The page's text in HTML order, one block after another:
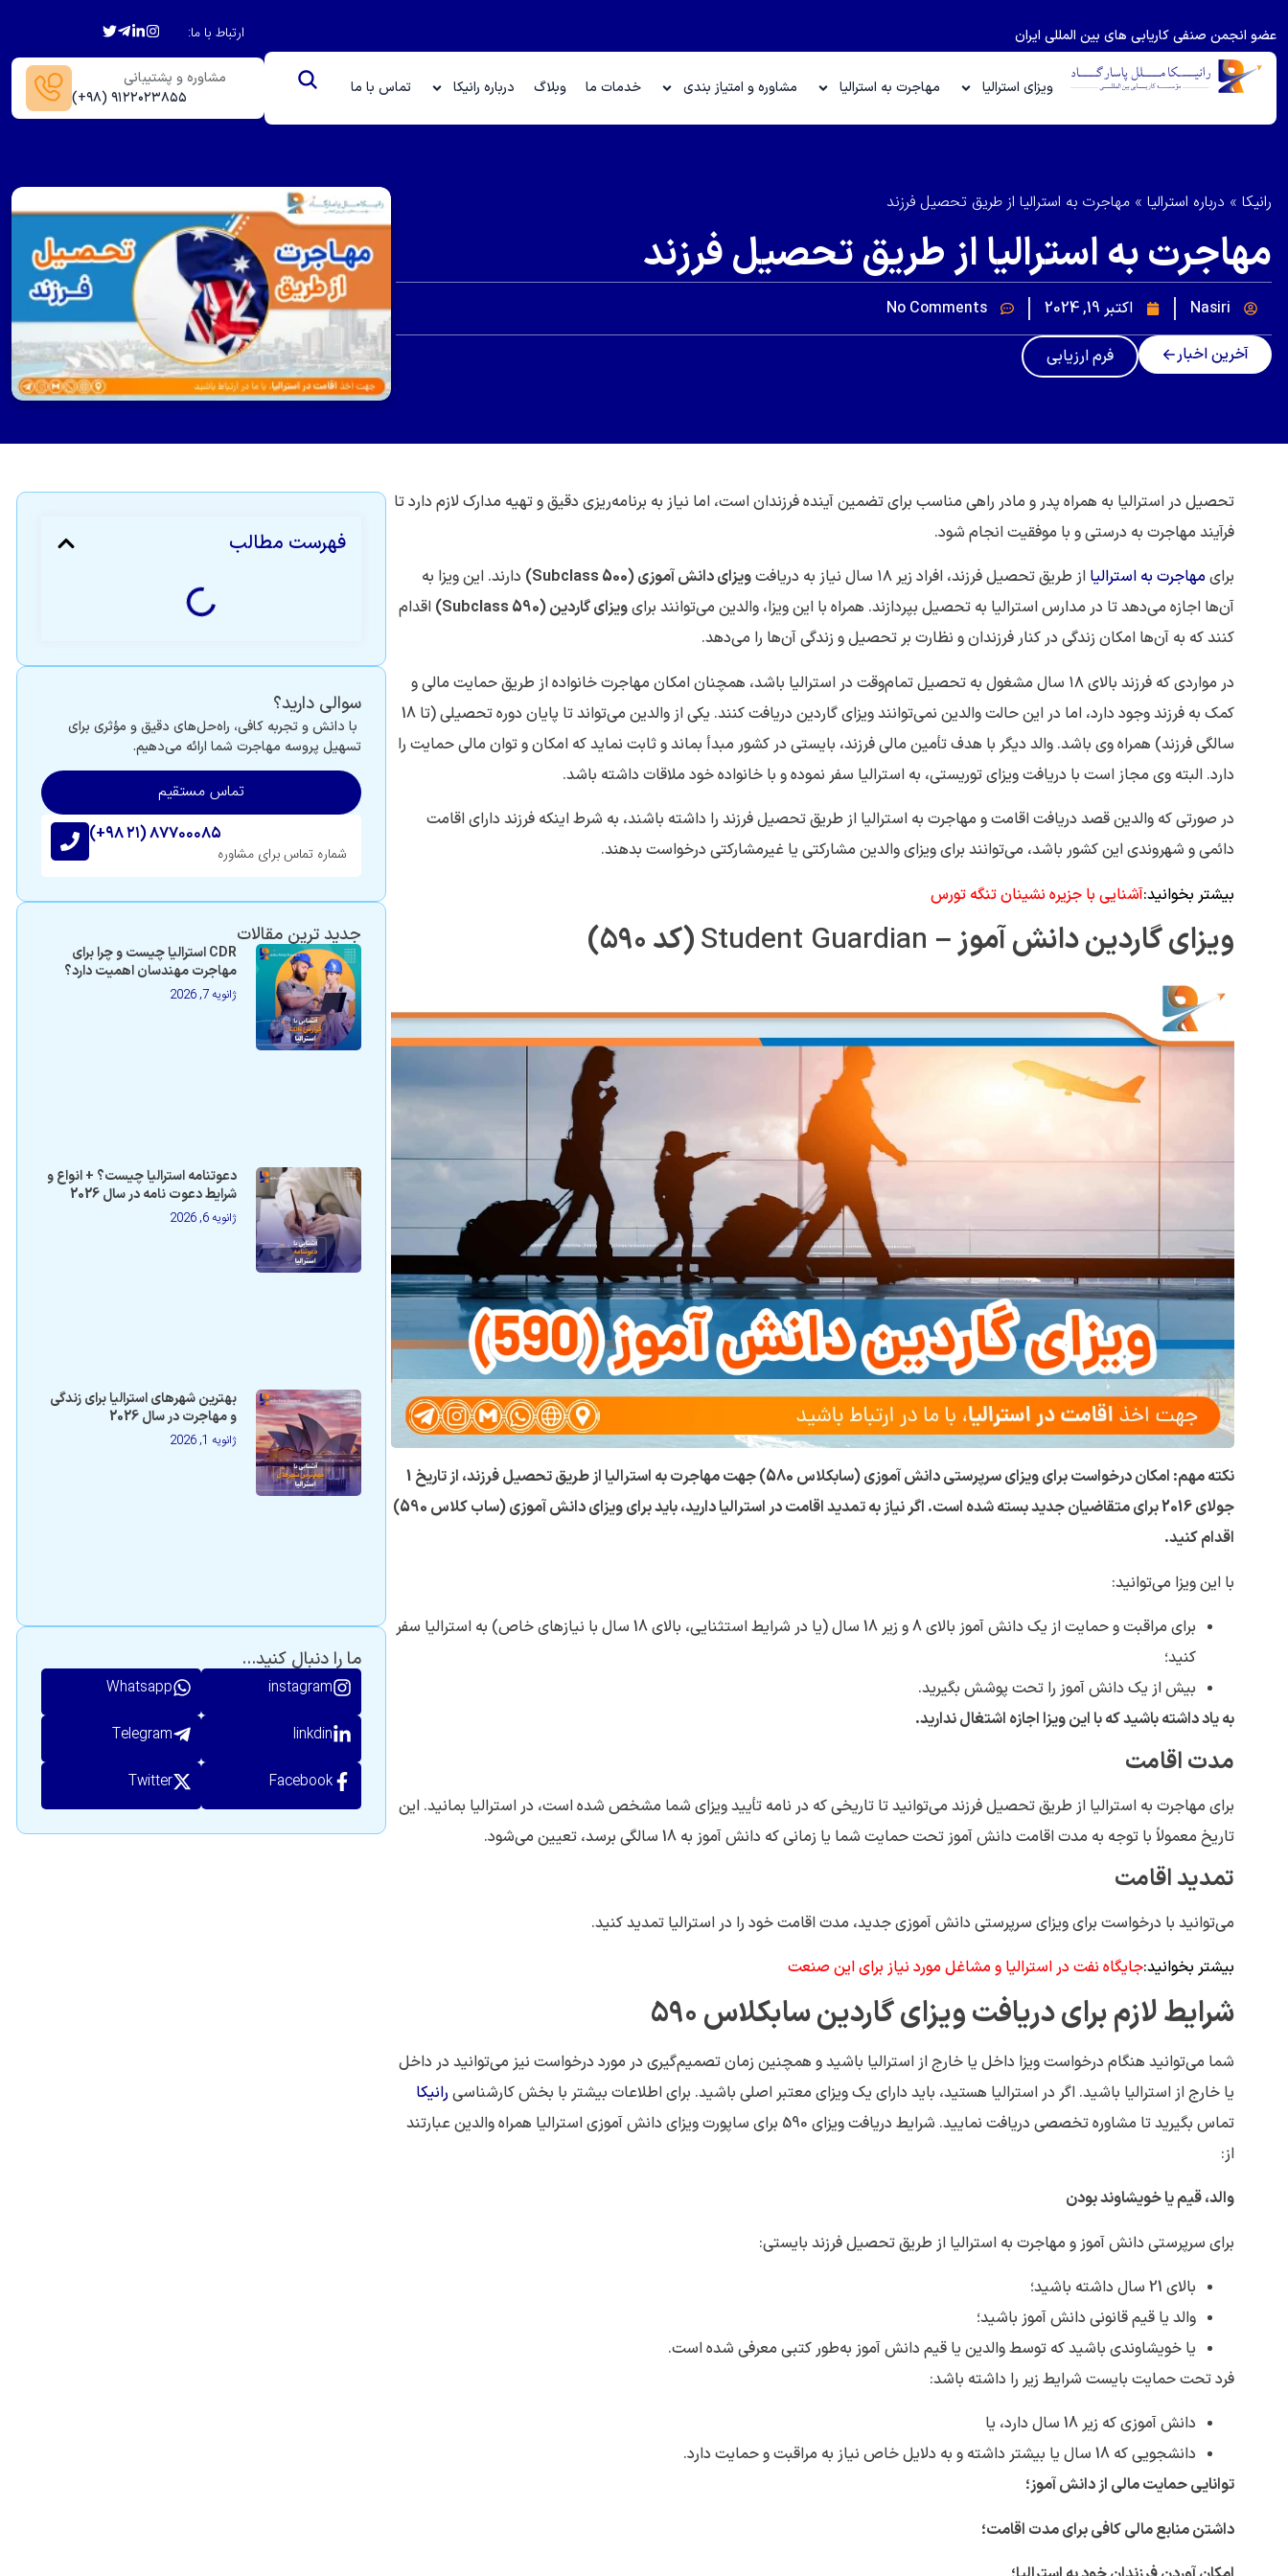
عضو انجمن صنفی کاریابی های بین المللی ایران ارتباط با ما:
ویزای استرالیا مهاجرت به استرالیا مشاوره و امتیاز بندی خدمات ما وبلاگ درباره رانیکا تماس با ما
مشاوره و پشتیبانی
(+۹۸) ۹۱۲۲۰۲۳۸۵۵
رانیکا » درباره استرالیا » مهاجرت به استرالیا از طریق تحصیل فرزند
مهاجرت به استرالیا از طریق تحصیل فرزند
Nasiri اکتبر 19, 2024
No Comments
آخرین اخبار
فرم ارزیابی
فهرست مطالب
سوالی دارید؟
با دانش و تجربه کافی، راه‌حل‌های دقیق و مؤثری برای
تسهیل پروسه مهاجرت شما ارائه می‌دهیم.
تماس مستقیم
(+۹۸ ۲۱) ۸۷۷۰۰۰۸۵
شماره تماس برای مشاوره
جدید ترین مقالات
CDR استرالیا چیست و چرا برای
مهاجرت مهندسان اهمیت دارد؟
ژانویه 7, 2026
دعوتنامه استرالیا چیست؟ + انواع و
شرایط دعوت نامه در سال 2026
ژانویه 6, 2026
بهترین شهرهای استرالیا برای زندگی
و مهاجرت در سال 2026
ژانویه 1, 2026
ما را دنبال کنید...
instagram
Whatsapp
linkdin
Telegram
Facebook
Twitter
تحصیل در استرالیا به همراه پدر و مادر راهی مناسب برای تضمین آینده فرزندان است، اما نیاز به برنامه‌ریزی دقیق و تهیه مدارک لازم دارد تا
فرآیند مهاجرت به درستی و با موفقیت انجام شود.
برای مهاجرت به استرالیا از طریق تحصیل فرزند، افراد زیر ۱۸ سال نیاز به دریافت ویزای دانش آموزی (Subclass 500
) دارند. این ویزا به
آن‌ها اجازه می‌دهد تا در مدارس استرالیا به تحصیل بپردازند. همراه با این ویزا، والدین می‌توانند برایویزای گاردین (Subclass 590
) اقدام
کنند که به آن‌ها امکان زندگی در کنار فرزندان و نظارت بر تحصیل و زندگی آن‌ها را می‌دهد.
در مواردی که فرزند بالای ۱۸ سال مشغول به تحصیل تمام‌وقت در استرالیا باشد، همچنان امکان مهاجرت خانواده از طریق حمایت مالی و
کمک به فرزند وجود دارد، اما در این حالت والدین نمی‌توانند ویزای گاردین دریافت کنند. یکی از والدین می‌تواند تا پایان دوره تحصیلی (تا 18
سالگی فرزند) همراه وی باشد. والد دیگر با هدف تأمین مالی فرزند، بایستی در کشور مبدأ بماند و ثابت نماید که امکان و توان مالی حمایت را
دارد. البته وی مجاز است با دریافت ویزای توریستی، به استرالیا سفر نموده و با خانواده خود ملاقات داشته باشد.
در صورتی که والدین قصد دریافت اقامت و مهاجرت به استرالیا از طریق تحصیل فرزند را داشته باشند، به شرط اینکه فرزند دارای اقامت
دائمی و شهروندی این کشور باشد، می‌توانند برای ویزای والدین مشارکتی یا غیرمشارکتی درخواست بدهند.
بیشتر بخوانید:آشنایی با جزیره نشینان تنگه تورس
ویزای گاردین دانش آموز–
(کد 590)
نکته مهم: امکان درخواست برای ویزای سرپرستی دانش آموزی (سابکلاس 580) جهت مهاجرت به استرالیا از طریق تحصیل فرزند، از تاریخ 1
جولای 2016 برای متقاضیان جدید بسته شده است. اگر نیاز به تمدید اقامت در استرالیا دارید، باید برای ویزای دانش آموزی (ساب کلاس 590)
اقدام کنید.
با این ویزا می‌توانید:
برای مراقبت و حمایت از یک دانش آموز بالای 8 و زیر 18 سال (یا در شرایط استثنایی، بالای 18 سال با نیازهای خاص) به استرالیا سفر
کنید؛
بیش از یک دانش آموز را تحت پوشش بگیرید.
به یاد داشته باشید که با این ویزا اجازه اشتغال ندارید.
مدت اقامت
برای مهاجرت به استرالیا از طریق تحصیل فرزند می‌توانید تا تاریخی که در نامه تأیید ویزای شما مشخص شده است، در استرالیا بمانید. این
تاریخ معمولاً با توجه به مدت اقامت دانش آموز تحت حمایت شما یا زمانی که دانش آموز به 18 سالگی برسد، تعیین می‌شود.
تمدید اقامت
می‌توانید با درخواست برای ویزای سرپرستی دانش آموزی جدید، مدت اقامت خود را در استرالیا تمدید کنید.
بیشتر بخوانید:جایگاه نفت در استرالیا و مشاغل مورد نیاز برای این صنعت
شرایط لازم برای دریافت ویزای گاردین سابکلاس 590
شما می‌توانید هنگام درخواست ویزا داخل یا خارج از استرالیا باشید و همچنین زمان تصمیم‌گیری در مورد درخواست نیز می‌توانید در داخل
یا خارج از استرالیا باشید. اگر در استرالیا هستید، باید دارای یک ویزای معتبر اصلی باشید. برای اطلاعات بیشتر با بخش کارشناسیرانیکا
تماس بگیرید تا مشاوره تخصصی دریافت نمایید. شرایط دریافت ویزای 590 برای ساپورت ویزای دانش آموزی استرالیا همراه والدین عبارتند
از:
والد، قیم یا خویشاوند بودن
برای سرپرستی دانش آموز و مهاجرت به استرالیا از طریق تحصیل فرزند بایستی:
بالای 21 سال داشته باشید؛
والد یا قیم قانونی دانش آموز باشید؛
یا خویشاوندی باشید که توسط والدین یا قیم دانش آموز به‌طور کتبی معرفی شده است.
فرد تحت حمایت بایست شرایط زیر را داشته باشد:
دانش آموزی که زیر 18 سال دارد، یا
دانشجویی که 18 سال یا بیشتر داشته و به دلایل خاص نیاز به مراقبت و حمایت دارد.
توانایی حمایت مالی از دانش آموز؛
داشتن منابع مالی کافی برای مدت اقامت؛